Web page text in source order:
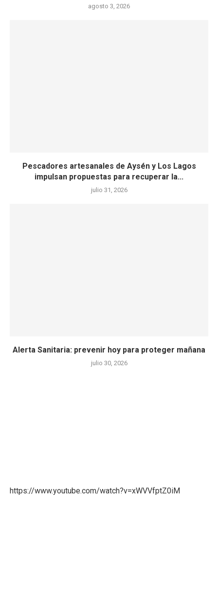
agosto 3, 2026
Pescadores artesanales de Aysén y Los Lagos
impulsan propuestas para recuperar la...
julio 31, 2026
Alerta Sanitaria: prevenir hoy para proteger mañana
julio 30, 2026
https://www.youtube.com/watch?v=xWVVfptZ0iM